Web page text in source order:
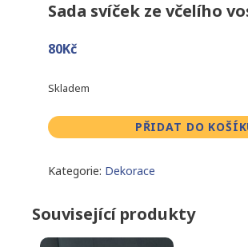
Sada svíček ze včelího
80Kč
Skladem
Sada
svíček
včelího
množství
PŘIDAT DO
Kategorie: Dekorace
Související produkty